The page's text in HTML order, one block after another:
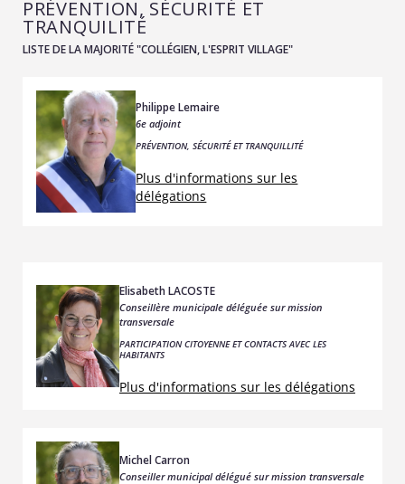
PRÉVENTION, SÉCURITÉ ET
TRANQUILITÉ
LISTE DE LA MAJORITÉ "COLLÉGIEN, L'ESPRIT VILLAGE"
Philippe Lemaire
6e adjoint
PRÉVENTION, SÉCURITÉ ET TRANQUILLITÉ
Plus d'informations sur les
délégations
Elisabeth LACOSTE
Conseillère municipale déléguée sur mission
transversale
PARTICIPATION CITOYENNE ET CONTACTS AVEC LES
HABITANTS
Plus d'informations sur les délégations
Michel Carron
Conseiller municipal délégué sur mission transversale